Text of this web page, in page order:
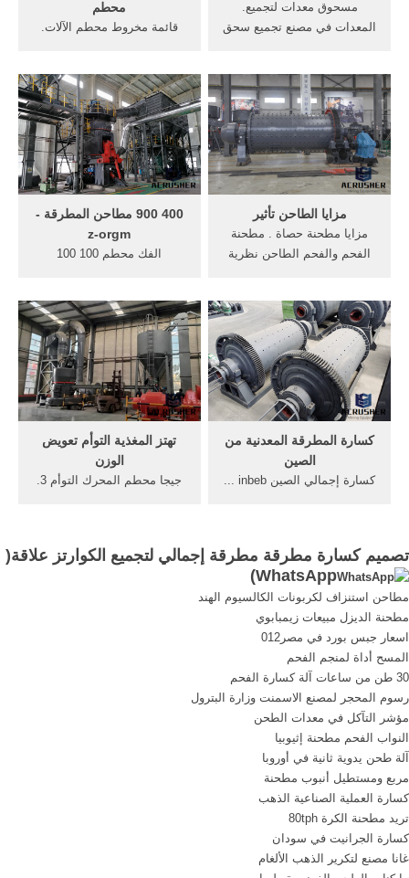
محطم
قائمة مخروط محطم الآلات.
3000 >> الحياة تصميم مطرقة
لقوات الدفاع الشعبي محطم
سلسلة غب مخروط محطم
دليل التعليمات تحميل >>عبر
h3800 s3800 ch430 cs430 .
مسحوق معدات لتجميع.
المعدات في مصنع تجميع سحق
معدات الأسمنت, خطة عاجلة
لإنشاء مراكز لتجميع الألبان
بالمحافظات بعد العيد, إنتاج
مسحوق الزجاج من المخلفات
الزجاجية .
400 900 مطاحن المطرقة -
z-orgm
الفك محطم 100 100
. 400 900 MIKRON مطاحن
1100 1000 900 800 700 600
500 400 300 200 100
Capacity t/h 100 200 300
الفك محطم بي 400 . الفك
محطم بي 250 400
wiewareswirklich. ... تصميم
طاحونة المطرقة مطرقة
صغيرة ...
مزايا الطاحن تأثير
مزايا مطحنة حصاة . مطحنة
الفحم والفحم الطاحن نظرية
مطرقة مطحنة الكرة مطحنة
بائع 20 شبكة مطحنة التجهيز
مطحنة وطلاء آلات ألمانيا
الجرانيت . More
تهتز المغذية التوأم تعويض
الوزن
جيجا محطم المحرك التوأم 3.
الفك محطم مبدأ
كسارة المطرقة المعدنية من
الصين
التصميم من 2017 عالية الجودة
المحمولة كسارة/حجر,آلة صنع
في الصين-آلات البناء ...
تصميم كسارة مطرقة مطرقة إجمالي لتجميع الكوارتز علاقة(
WhatsApp
)
مطاحن استنزاف لكربونات الكالسيوم الهند
مطحنة الديزل مبيعات زيمبابوي
اسعار جبس بورد في مصر012
المسح أداة لمنجم الفحم
30 طن من ساعات آلة كسارة الفحم
رسوم المحجر لمصنع الاسمنت وزارة البترول
مؤشر التآكل في معدات الطحن
النواب الفحم مطحنة إثيوبيا
آلة طحن يدوية ثانية في أوروبا
مربع ومستطيل أنبوب مطحنة
كسارة العملية الصناعية الذهب
تريد مطحنة الكرة 80tph
كسارة الجرانيت في سودان
غانا مصنع لتكرير الذهب الألغام